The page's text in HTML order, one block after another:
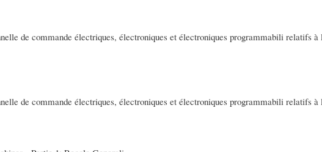
de commande électriques, électroniques et électroniques programmabili relatifs à
de commande électriques, électroniques et électroniques programmabili relatifs à